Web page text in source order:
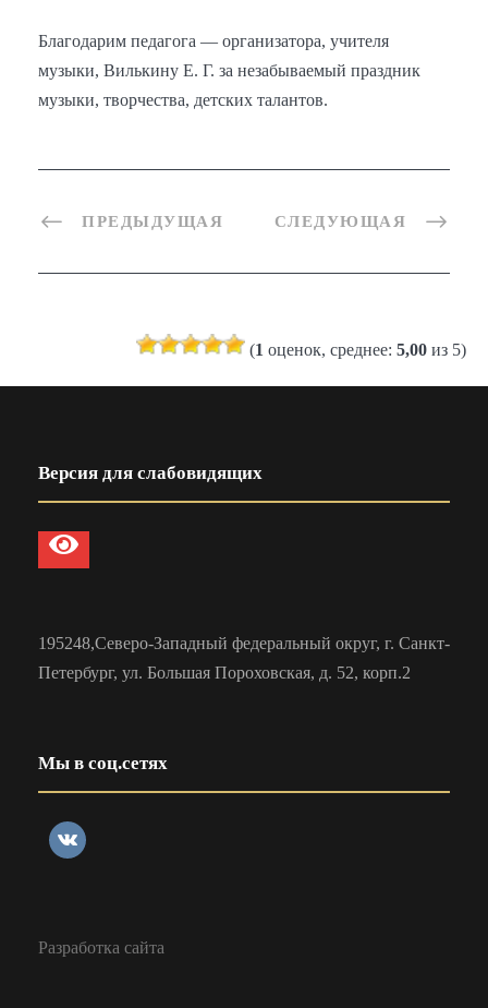
Благодарим педагога — организатора, учителя
музыки, Вилькину Е. Г. за незабываемый праздник
музыки, творчества, детских талантов.
ПРЕДЫДУЩАЯ СЛЕДУЮЩАЯ
(1 оценок, среднее: 5,00 из 5)
Версия для слабовидящих
195248,Северо-Западный федеральный округ, г. Санкт-
Петербург, ул. Большая Пороховская, д. 52, корп.2
Мы в соц.сетях
Разработка сайта